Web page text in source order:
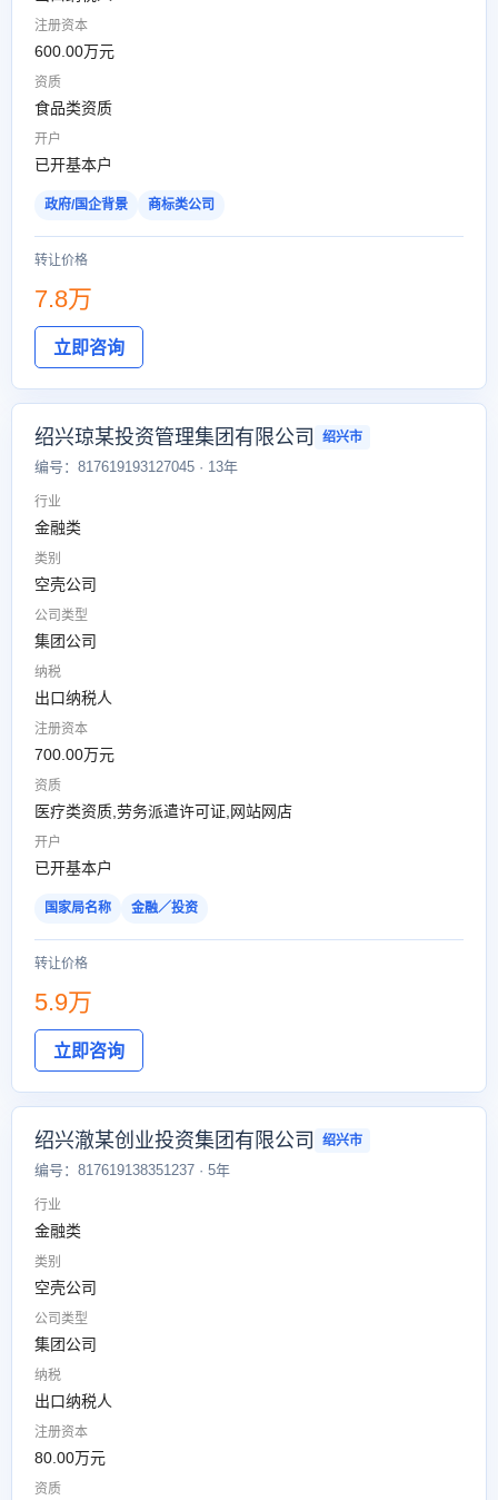
注册资本
600.00万元
资质
食品类资质
开户
已开基本户
政府/国企背景 商标类公司
转让价格
7.8万
立即咨询
绍兴琼某投资管理集团有限公司 绍兴市
编号：817619193127045 · 13年
行业
金融类
类别
空壳公司
公司类型
集团公司
纳税
出口纳税人
注册资本
700.00万元
资质
医疗类资质,劳务派遣许可证,网站网店
开户
已开基本户
国家局名称 金融／投资
转让价格
5.9万
立即咨询
绍兴澈某创业投资集团有限公司 绍兴市
编号：817619138351237 · 5年
行业
金融类
类别
空壳公司
公司类型
集团公司
纳税
出口纳税人
注册资本
80.00万元
资质